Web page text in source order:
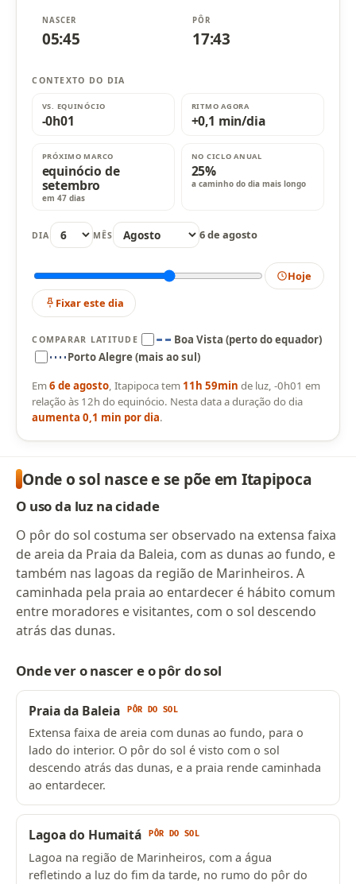
NASCER
05:45
PÔR
17:43
CONTEXTO DO DIA
VS. EQUINÓCIO
-0h01
RITMO AGORA
+0,1 min/dia
PRÓXIMO MARCO
equinócio de
setembro
em 47 dias
NO CICLO ANUAL
25%
a caminho do dia mais longo
DIA MÊS 6 de agosto
Hoje
Fixar este dia
COMPARAR LATITUDE
Boa Vista (perto do equador)
Porto Alegre (mais ao sul)
Em6 de agosto, Itapipoca tem 11h 59min de luz, -0h01 em
relação às 12h do equinócio. Nesta data a duração do dia
aumenta 0,1 min por dia.
Onde o sol nasce e se põe em Itapipoca
O uso da luz na cidade
O pôr do sol costuma ser observado na extensa faixa
de areia da Praia da Baleia, com as dunas ao fundo, e
também nas lagoas da região de Marinheiros. A
caminhada pela praia ao entardecer é hábito comum
entre moradores e visitantes, com o sol descendo
atrás das dunas.
Onde ver o nascer e o pôr do sol
Praia da Baleia PÔR DO SOL
Extensa faixa de areia com dunas ao fundo, para o
lado do interior. O pôr do sol é visto com o sol
descendo atrás das dunas, e a praia rende caminhada
ao entardecer.
Lagoa do Humaitá PÔR DO SOL
Lagoa na região de Marinheiros, com a água
refletindo a luz do fim da tarde, no rumo do pôr do